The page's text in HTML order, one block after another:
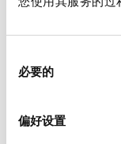
必要的
偏好设置
Nur gültig für
SD 4n FU/FUK-